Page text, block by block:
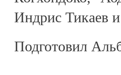
Индрис Тикаев
Подготовил